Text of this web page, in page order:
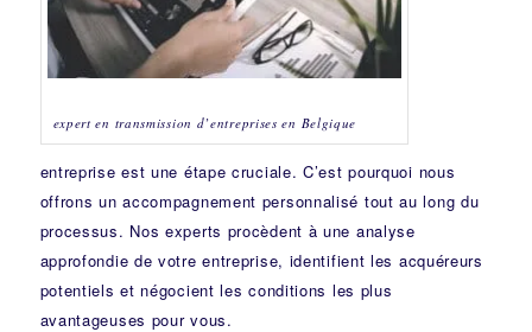
expert en transmission d’entreprises en Belgique
entreprise est une étape cruciale. C’est pourquoi nous
offrons un accompagnement personnalisé tout au long du
processus. Nos experts procèdent à une analyse
approfondie de votre entreprise, identifient les acquéreurs
potentiels et négocient les conditions les plus
avantageuses pour vous.